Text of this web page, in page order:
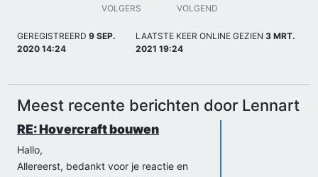
VOLGERS VOLGEND
GEREGISTREERD 9 SEP.
2020 14:24
LAATSTE KEER ONLINE GEZIEN 3 MRT.
2021 19:24
Meest recente berichten door Lennart
RE: Hovercraft bouwen
Hallo,
Allereerst, bedankt voor je reactie en